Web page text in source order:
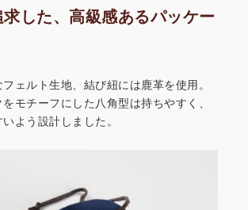
した、高級感あるパッケー
ェルト生地、結び紐には鹿革を使用。
モチーフにした八角型は持ちやすく、
よう設計しました。